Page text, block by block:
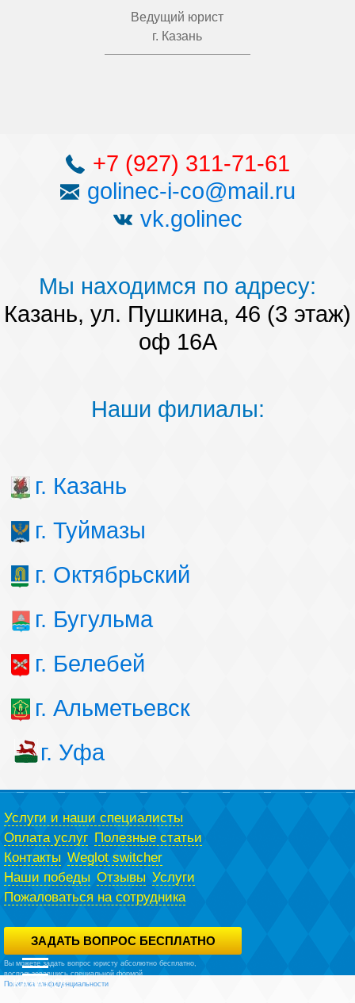
Ведущий юрист
г. Казань
+7 (927) 311-71-61
golinec-i-co@mail.ru
vk.golinec
Мы находимся по адресу:
Казань, ул. Пушкина, 46 (3 этаж)
оф 16А
Наши филиалы:
г. Казань
г. Туймазы
г. Октябрьский
г. Бугульма
г. Белебей
г. Альметьевск
г. Уфа
Услуги и наши специалисты
Оплата услуг Полезные статьи
Контакты Weglot switcher
Наши победы Отзывы Услуги
Пожаловаться на сотрудника
ЗАДАТЬ ВОПРОС БЕСПЛАТНО
Вы можете задать вопрос юристу абсолютно бесплатно,
воспользовавшись специальной формой.
Политика конфиденциальности